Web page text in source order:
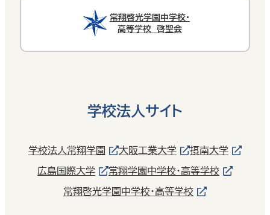
常翔啓光学園中学校・
高等学校 啓聖会
学校法人サイト
学校法人常翔学園 大阪工業大学 摂南大学
広島国際大学 常翔学園中学校・高等学校
常翔啓光学園中学校・高等学校